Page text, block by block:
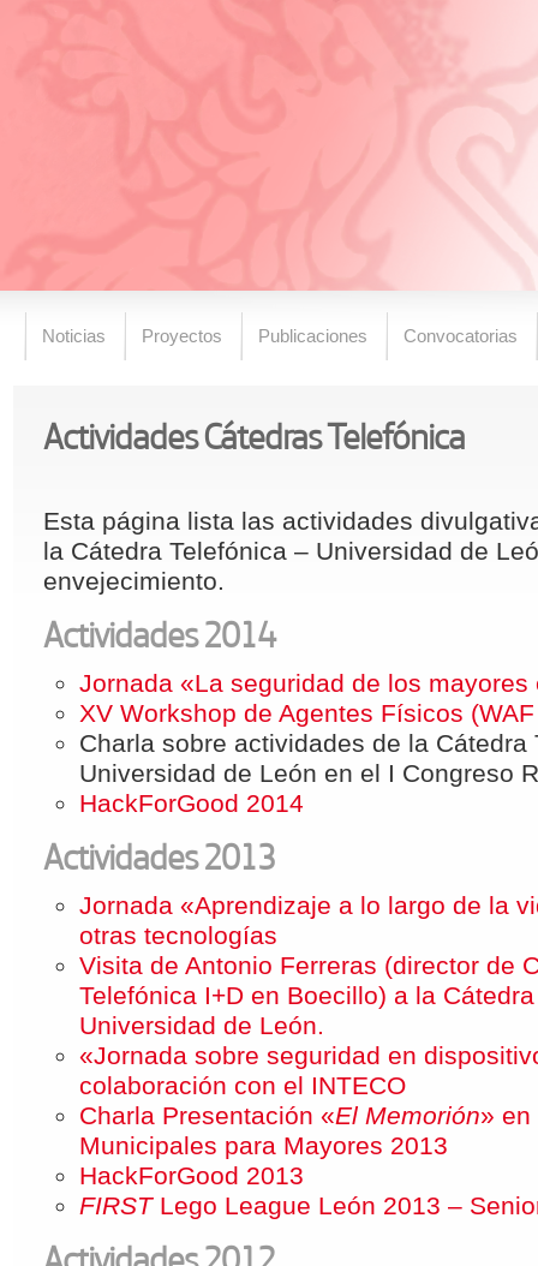
Noticias Proyectos Publicaciones Convocatorias
Actividades Cátedras Telefónica
Esta página lista las actividades
la Cátedra Telefónica – Universidad de
envejecimiento.
Actividades 2014
Jornada «La seguridad de los mayores
XV Workshop de Agentes Físicos
Charla sobre actividades de la Cátedra
Universidad de León en el I Congreso
HackForGood 2014
Actividades 2013
Jornada «Aprendizaje a lo largo de la
otras tecnologías
Visita de Antonio Ferreras (director de
Telefónica I+D en Boecillo) a la
Universidad de León.
«Jornada sobre seguridad en
colaboración con el INTECO
Charla Presentación «El Memorión» en
Municipales para Mayores 2013
HackForGood 2013
FIRSTLego League León 2013 –